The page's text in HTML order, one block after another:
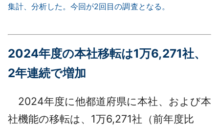
集計、分析した。今回が2回目の調査となる。
2024年度の本社移転は1万6,271社、
2年連続で増加
2024年度に他都道府県に本社、および本
社機能の移転は、1万6,271社（前年度比